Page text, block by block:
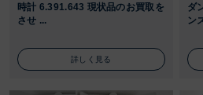
時計 6.391.643 現状品のお買取を
させ ...
詳しく見る
ダ
ン